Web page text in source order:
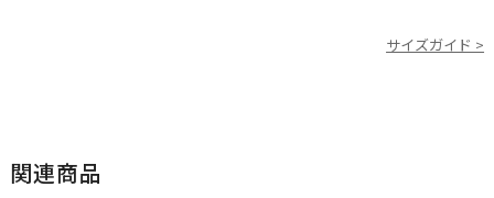
サイズガイド >
関連商品